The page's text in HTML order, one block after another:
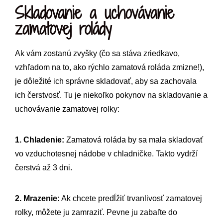
Skladovanie a uchovávanie
zamatovej rolády
Ak vám zostanú zvyšky (čo sa stáva zriedkavo,
vzhľadom na to, ako rýchlo zamatová roláda zmizne!),
je dôležité ich správne skladovať, aby sa zachovala
ich čerstvosť. Tu je niekoľko pokynov na skladovanie a
uchovávanie zamatovej rolky:
1. Chladenie: Zamatová roláda by sa mala skladovať
vo vzduchotesnej nádobe v chladničke. Takto vydrží
čerstvá až 3 dni.
2. Mrazenie: Ak chcete predĺžiť trvanlivosť zamatovej
rolky, môžete ju zamraziť. Pevne ju zabaľte do